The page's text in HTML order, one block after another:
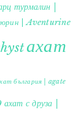
турмалин |
| Aventurine
ахат
българия | agate
ахат с друза |